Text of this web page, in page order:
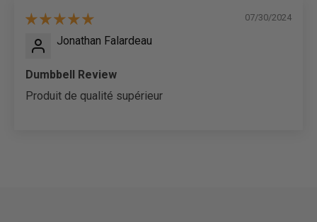
07/30/2024
Jonathan Falardeau
Dumbbell Review
Produit de qualité supérieur